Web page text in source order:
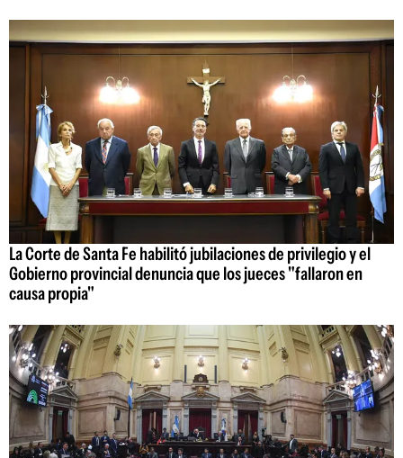
La Corte de Santa Fe habilitó jubilaciones de privilegio y el
Gobierno provincial denuncia que los jueces "fallaron en
causa propia"